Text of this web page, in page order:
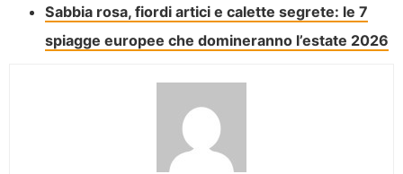
Sabbia rosa, fiordi artici e calette segrete: le 7
spiagge europee che domineranno l’estate 2026